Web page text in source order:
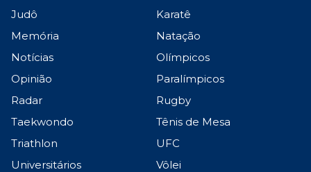
Judô
Karatê
Memória
Natação
Notícias
Olímpicos
Opinião
Paralímpicos
Radar
Rugby
Taekwondo
Tênis de Mesa
Triathlon
UFC
Universitários
Vôlei